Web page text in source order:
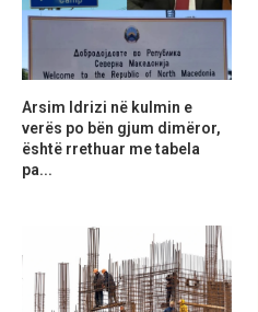
Arsim Idrizi në kulmin e
verës po bën gjum dimëror,
është rrethuar me tabela
pa...